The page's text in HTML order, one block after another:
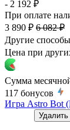
- 2 192 ₽
При оплате
3 890 ₽ 6 082 ₽
Другие
Цена при
Сумма
117 бонусов
Игра Astro Bot
Удалить